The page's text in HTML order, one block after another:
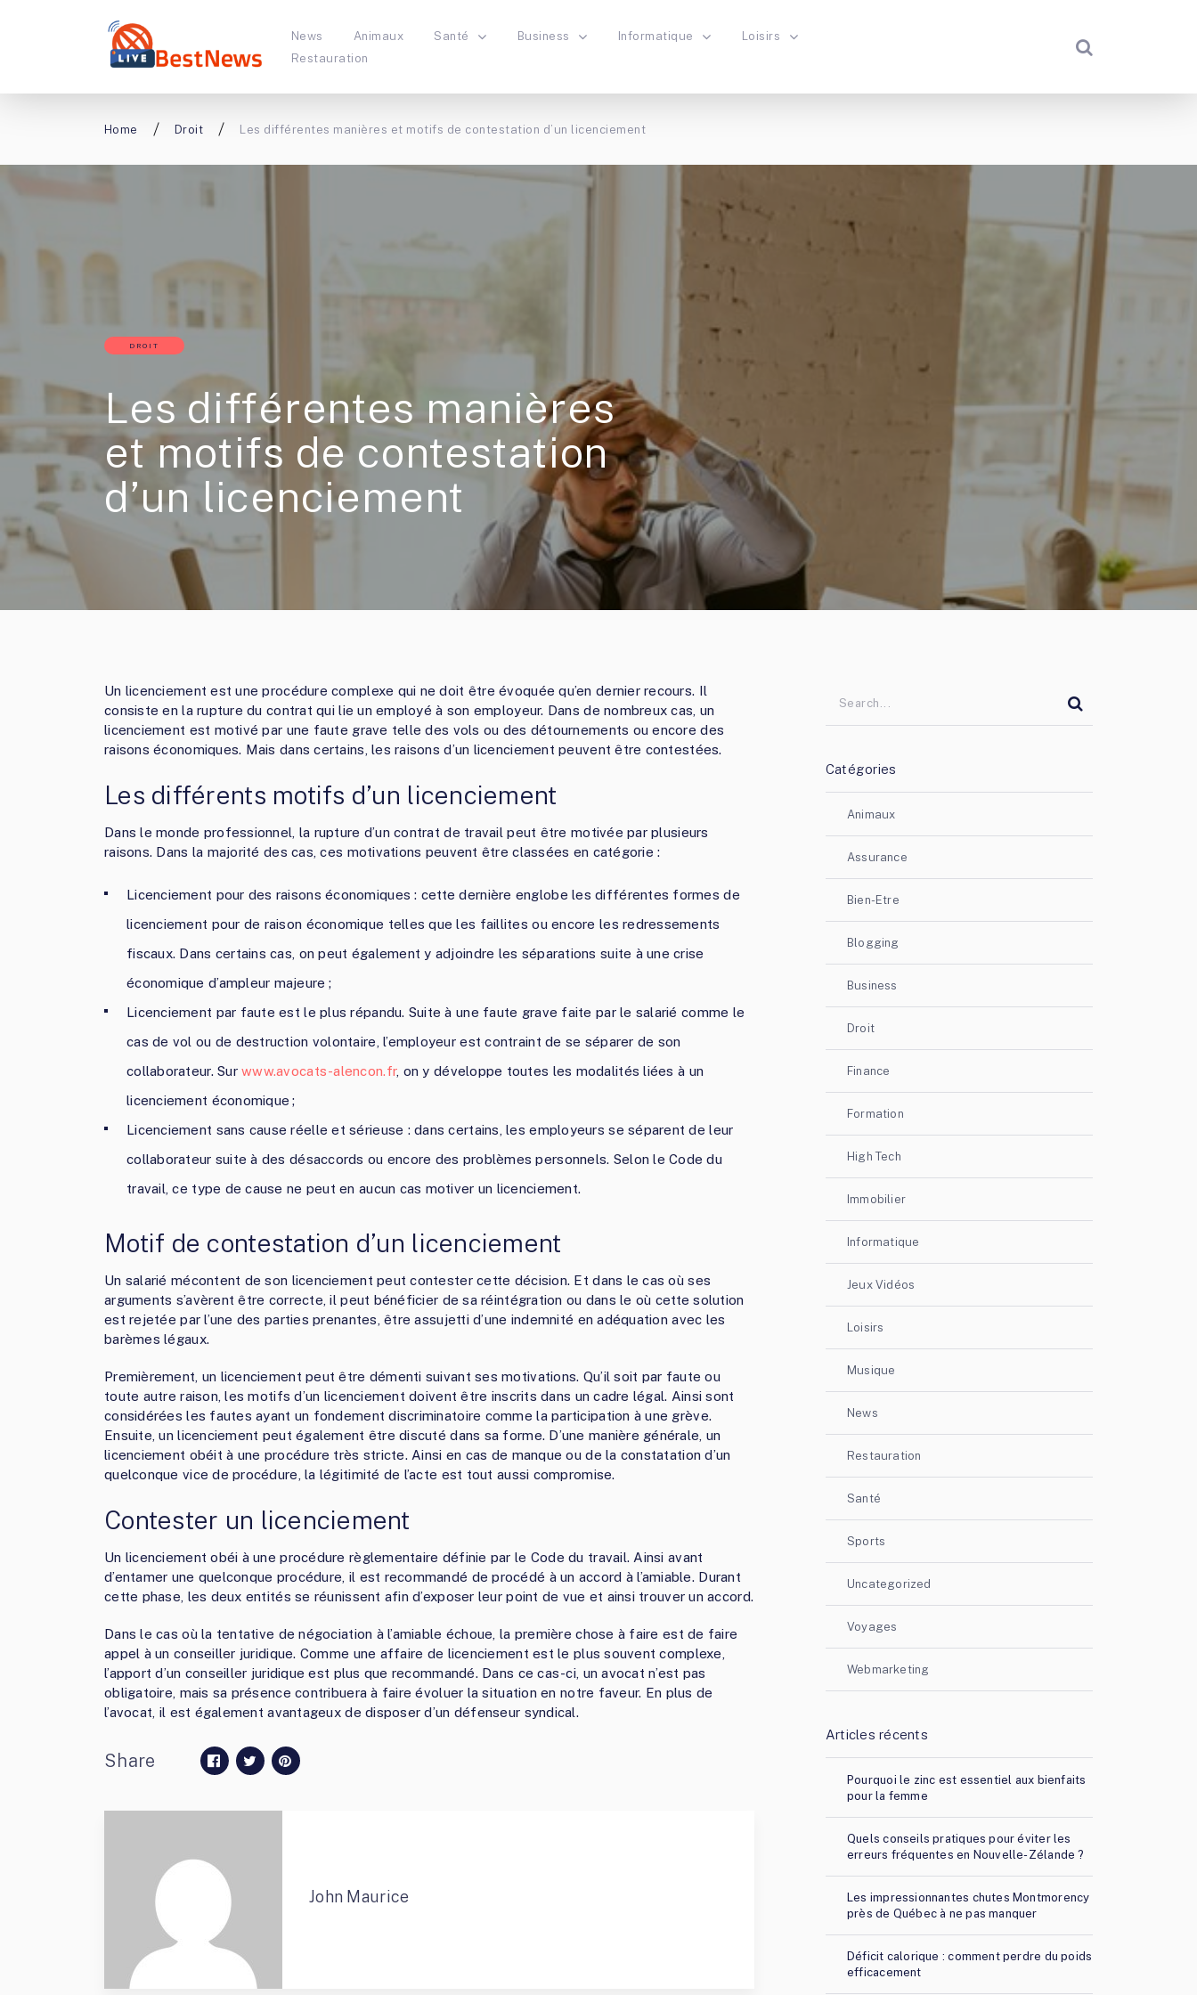
News Animaux Santé Business Informatique
Loisirs
Restauration
Home Droit Les différentes manières et motifs de contestation d’un licenciement
DROIT
Les différentes manières
et motifs de contestation
d’un licenciement
Un licenciement est une procédure complexe qui ne doit être évoquée qu’en dernier recours. Il
consiste en la rupture du contrat qui lie un employé à son employeur. Dans de nombreux cas, un
licenciement est motivé par une faute grave telle des vols ou des détournements ou encore des
raisons économiques. Mais dans certains, les raisons d’un licenciement peuvent être contestées.
Les différents motifs d’un licenciement
Dans le monde professionnel, la rupture d’un contrat de travail peut être motivée par plusieurs
raisons. Dans la majorité des cas, ces motivations peuvent être classées en catégorie :
Licenciement pour des raisons économiques : cette dernière englobe les différentes formes de
licenciement pour de raison économique telles que les faillites ou encore les redressements
fiscaux. Dans certains cas, on peut également y adjoindre les séparations suite à une crise
économique d’ampleur majeure ;
Licenciement par faute est le plus répandu. Suite à une faute grave faite par le salarié comme le
cas de vol ou de destruction volontaire, l’employeur est contraint de se séparer de son
collaborateur. Surwww.avocats-alencon.fr, on y développe toutes les modalités liées à un
licenciement économique ;
Licenciement sans cause réelle et sérieuse : dans certains, les employeurs se séparent de leur
collaborateur suite à des désaccords ou encore des problèmes personnels. Selon le Code du
travail, ce type de cause ne peut en aucun cas motiver un licenciement.
Motif de contestation d’un licenciement
Un salarié mécontent de son licenciement peut contester cette décision. Et dans le cas où ses
arguments s’avèrent être correcte, il peut bénéficier de sa réintégration ou dans le où cette solution
est rejetée par l’une des parties prenantes, être assujetti d’une indemnité en adéquation avec les
barèmes légaux.
Premièrement, un licenciement peut être démenti suivant ses motivations. Qu’il soit par faute ou
toute autre raison, les motifs d’un licenciement doivent être inscrits dans un cadre légal. Ainsi sont
considérées les fautes ayant un fondement discriminatoire comme la participation à une grève.
Ensuite, un licenciement peut également être discuté dans sa forme. D’une manière générale, un
licenciement obéit à une procédure très stricte. Ainsi en cas de manque ou de la constatation d’un
quelconque vice de procédure, la légitimité de l’acte est tout aussi compromise.
Contester un licenciement
Un licenciement obéi à une procédure règlementaire définie par le Code du travail. Ainsi avant
d’entamer une quelconque procédure, il est recommandé de procédé à un accord à l’amiable. Durant
cette phase, les deux entités se réunissent afin d’exposer leur point de vue et ainsi trouver un accord.
Dans le cas où la tentative de négociation à l’amiable échoue, la première chose à faire est de faire
appel à un conseiller juridique. Comme une affaire de licenciement est le plus souvent complexe,
l’apport d’un conseiller juridique est plus que recommandé. Dans ce cas-ci, un avocat n’est pas
obligatoire, mais sa présence contribuera à faire évoluer la situation en notre faveur. En plus de
l’avocat, il est également avantageux de disposer d’un défenseur syndical.
Share
John Maurice
Catégories
Animaux
Assurance
Bien-Etre
Blogging
Business
Droit
Finance
Formation
High Tech
Immobilier
Informatique
Jeux Vidéos
Loisirs
Musique
News
Restauration
Santé
Sports
Uncategorized
Voyages
Webmarketing
Articles récents
Pourquoi le zinc est essentiel aux bienfaits
pour la femme
Quels conseils pratiques pour éviter les
erreurs fréquentes en Nouvelle-Zélande ?
Les impressionnantes chutes Montmorency
près de Québec à ne pas manquer
Déficit calorique : comment perdre du poids
efficacement